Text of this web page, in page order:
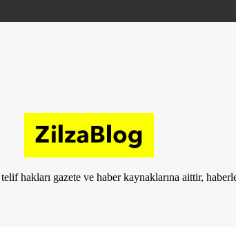
hakları gazete ve haber kaynaklarına aittir,